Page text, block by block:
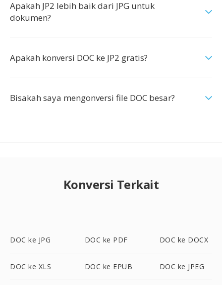
Apakah JP2 lebih baik dari JPG untuk
dokumen?
Apakah konversi DOC ke JP2 gratis?
Bisakah saya mengonversi file DOC besar?
Konversi Terkait
DOC ke JPG DOC ke PDF DOC ke DOCX
DOC ke XLS DOC ke EPUB DOC ke JPEG